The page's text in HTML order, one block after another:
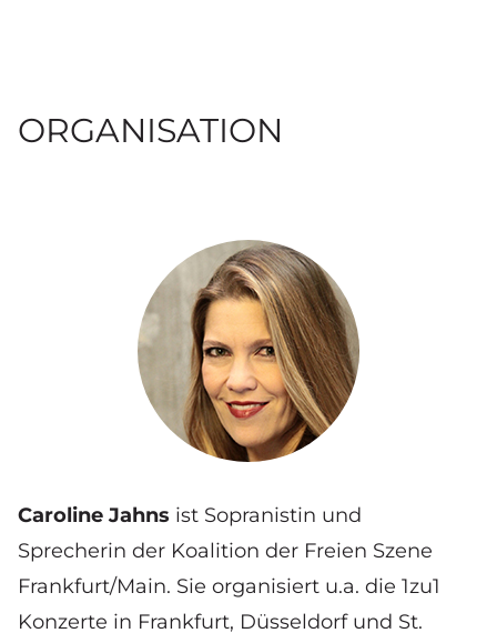
ORGANISATION
Caroline Jahns ist Sopranistin und
Sprecherin der Koalition der Freien Szene
Frankfurt/Main. Sie organisiert u.a. die 1zu1
Konzerte in Frankfurt, Düsseldorf und St.